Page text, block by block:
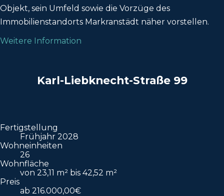
Objekt, sein Umfeld sowie die Vorzüge des
Immobilienstandorts Markranstädt näher vorstellen.
Weitere Information
Karl-Liebknecht-Straße 99
Fertigstellung
Frühjahr 2028
Wohneinheiten
26
Wohnfläche
von 23,11 m² bis 42,52 m²
Preis
ab 216.000,00€